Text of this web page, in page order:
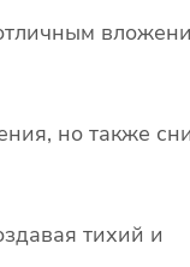
но также
тихий и